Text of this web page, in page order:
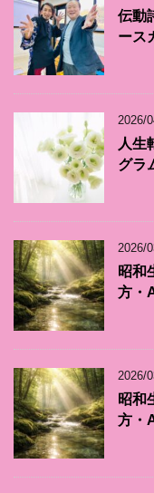
伝動
ース
2026/
人生
グラ
2026/
昭和
方・
2026/
昭和
方・